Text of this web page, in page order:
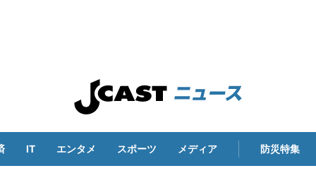
IT エンタメ スポーツ メディア 防災特集